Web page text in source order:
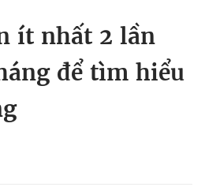
ít nhất 2 lần
để tìm hiểu